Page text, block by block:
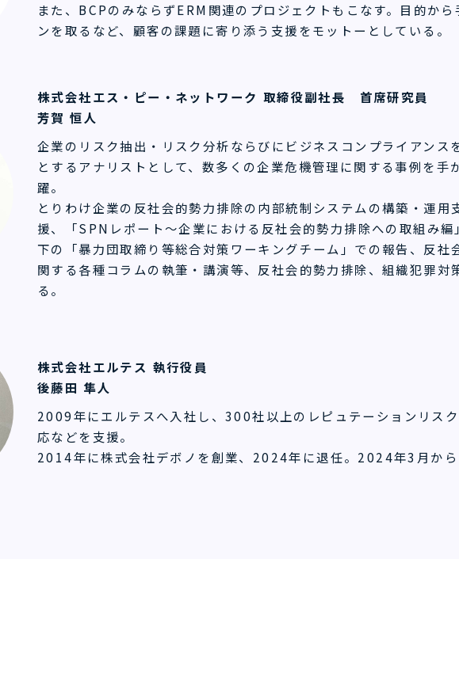
また、BCPのみならずERM関連のプロジェクトもこなす。目的か
ンを取るなど、顧客の課題に寄り添う支援をモットーとしている。
株式会社エス・ピー・ネットワーク 取締役副社長 首席研究員
芳賀 恒人
企業のリスク抽出・リスク分析ならびにビジネスコンプライアン
とするアナリストとして、数多くの企業危機管理に関する事例を
躍。
とりわけ企業の反社会的勢力排除の内部統制システムの構築・運
援、「SPNレポート～企業における反社会的勢力排除への取組み
下の「暴力団取締り等総合対策ワーキングチーム」での報告、反
関する各種コラムの執筆・講演等、反社会的勢力排除、組織犯罪
る。
株式会社エルテス 執行役員
後藤田 隼人
2009年にエルテスへ入社し、300社以上のレピュテーションリス
応などを支援。
2014年に株式会社デボノを創業、2024年に退任。2024年3月か